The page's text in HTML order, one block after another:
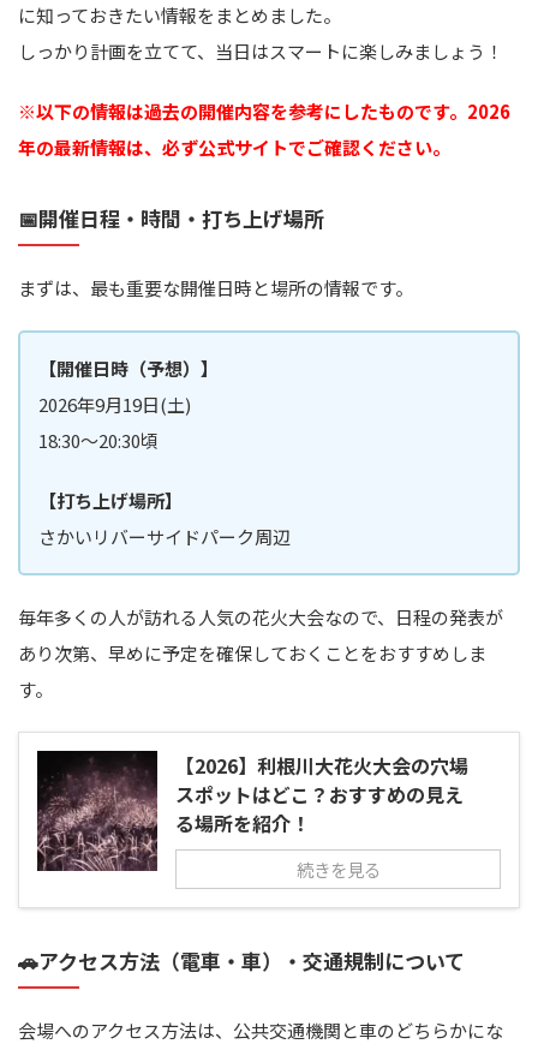
に知っておきたい情報をまとめました。
しっかり計画を立てて、当日はスマートに楽しみましょう！
※以下の情報は過去の開催内容を参考にしたものです。2026
年の最新情報は、必ず公式サイトでご確認ください。
📅開催日程・時間・打ち上げ場所
まずは、最も重要な開催日時と場所の情報です。
【開催日時（予想）】
2026年9月19日(土)
18:30～20:30頃
【打ち上げ場所】
さかいリバーサイドパーク周辺
毎年多くの人が訪れる人気の花火大会なので、日程の発表が
あり次第、早めに予定を確保しておくことをおすすめしま
す。
【2026】利根川大花火大会の穴場
スポットはどこ？おすすめの見え
る場所を紹介！
続きを見る
🚗アクセス方法（電車・車）・交通規制について
会場へのアクセス方法は、公共交通機関と車のどちらかにな